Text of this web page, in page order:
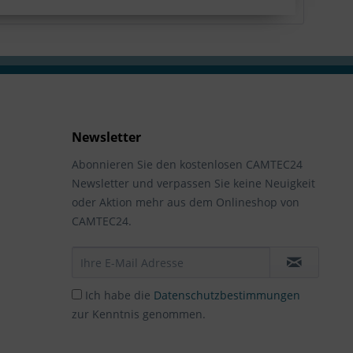
Newsletter
Abonnieren Sie den kostenlosen CAMTEC24
Newsletter und verpassen Sie keine Neuigkeit
oder Aktion mehr aus dem Onlineshop von
CAMTEC24.
Ich habe die Datenschutzbestimmungen
zur Kenntnis genommen.